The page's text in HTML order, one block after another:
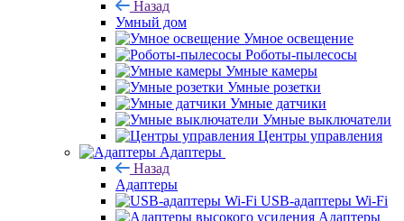
Назад
Умный дом
Умное освещение
Роботы-пылесосы
Умные камеры
Умные розетки
Умные датчики
Умные выключатели
Центры управления
Адаптеры
Назад
Адаптеры
USB-адаптеры Wi-Fi
Адаптеры